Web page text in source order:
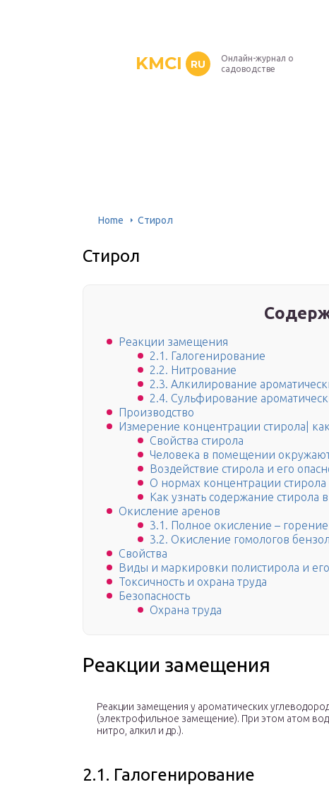
KMCI RU
Онлайн-журнал о
садоводстве
Home Стирол
Стирол
Реакции замещения
2.1. Галогенирование
2.2. Нитрование
2.3. Алкилирование
2.4. Сульфирование
Производство
Измерение концентрации стирола|
Свойства стирола
Человека в помещении
Воздействие стирола и его
О нормах концентрации стирола
Как узнать содержание стирола
Окисление аренов
3.1. Полное окисление – горение
3.2. Окисление гомологов
Свойства
Виды и маркировки полистирола и
Токсичность и охрана труда
Безопасность
Охрана труда
Реакции замещения
Реакции замещения у ароматических
(электрофильное замещение). При этом атом
нитро, алкил и др.).
2.1. Галогенирование